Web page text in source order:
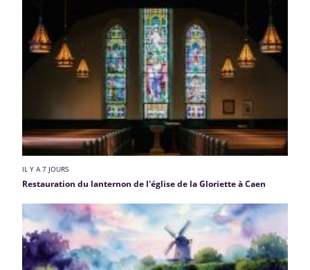
IL Y A 7 JOURS
Restauration du lanternon de l'église de la Gloriette à Caen